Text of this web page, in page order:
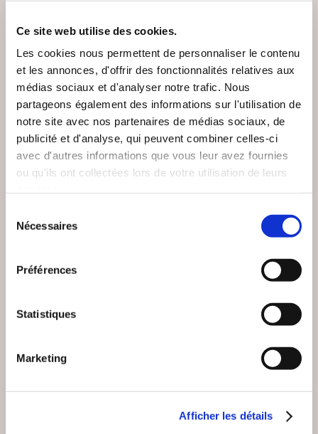
Ce site web utilise des cookies.
Les cookies nous permettent de personnaliser le contenu
et les annonces, d'offrir des fonctionnalités relatives aux
médias sociaux et d'analyser notre trafic. Nous
partageons également des informations sur l'utilisation de
notre site avec nos partenaires de médias sociaux, de
publicité et d'analyse, qui peuvent combiner celles-ci
avec d'autres informations que vous leur avez fournies
ou qu'ils ont collectées lors de votre utilisation de leurs
Nécessaires
Préférences
Statistiques
Marketing
Afficher les détails
(0 avis)
Laure Hoffner
15€00
(0 avis)
Luis de Léon